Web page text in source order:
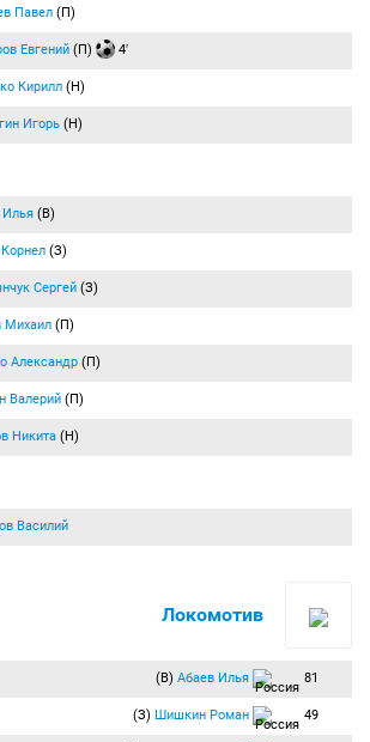
Павел (П)
Евгений (П) 4′
Кирилл (Н)
Игорь (Н)
Илья (В)
(З)
Сергей (З)
Михаил (П)
Александр (П)
Валерий (П)
Никита (Н)
Василий
Локомотив
(В) Абаев Илья 81
(З) Шишкин Роман 49